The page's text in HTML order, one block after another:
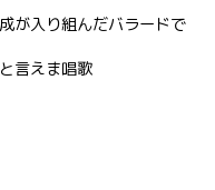
が入り組んだバラードで
言えま唱歌